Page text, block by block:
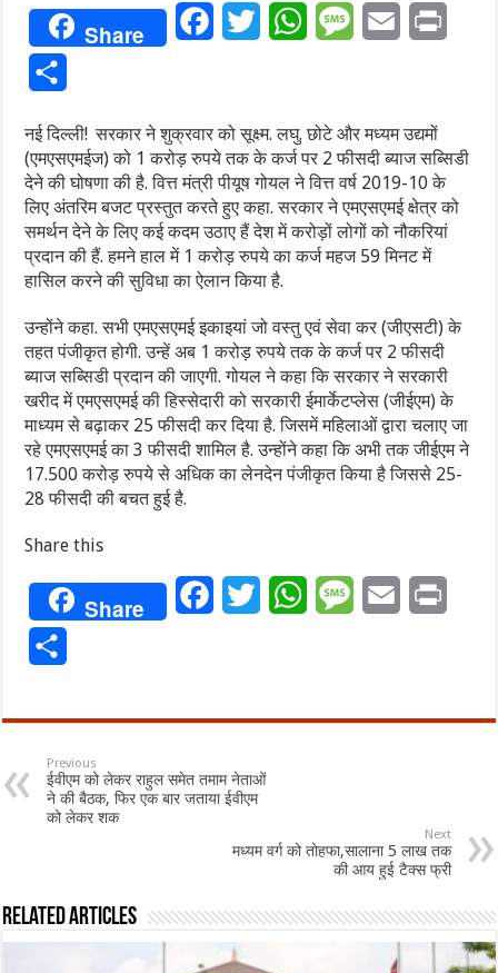
Share FacebookTwitterWhatsAppMessageEmail
नई दिल्ली! सरकार ने शुक्रवार को सूक्ष्म. लघु. छोटे और मध्यम उद्यमों
(एमएसएमईज) को 1 करोड़ रुपये तक के कर्ज पर 2 फीसदी ब्याज सब्सिडी
देने की घोषणा की है. वित्त मंत्री पीयूष गोयल ने वित्त वर्ष 2019-10 के
लिए अंतरिम बजट प्रस्तुत करते हुए कहा. सरकार ने एमएसएमई क्षेत्र को
समर्थन देने के लिए कई कदम उठाए हैं देश में करोड़ों लोगों को नौकरियां
प्रदान की हैं. हमने हाल में 1 करोड़ रुपये का कर्ज महज 59 मिनट में
हासिल करने की सुविधा का ऐलान किया है.
उन्होंने कहा. सभी एमएसएमई इकाइयां जो वस्तु एवं सेवा कर (जीएसटी) के
तहत पंजीकृत होगी. उन्हें अब 1 करोड़ रुपये तक के कर्ज पर 2 फीसदी
ब्याज सब्सिडी प्रदान की जाएगी. गोयल ने कहा कि सरकार ने सरकारी
खरीद में एमएसएमई की हिस्सेदारी को सरकारी ईमार्केटप्लेस (जीईएम) के
माध्यम से बढ़ाकर 25 फीसदी कर दिया है. जिसमें महिलाओं द्वारा चलाए जा
रहे एमएसएमई का 3 फीसदी शामिल है. उन्होंने कहा कि अभी तक जीईएम ने
17.500 करोड़ रुपये से अधिक का लेनदेन पंजीकृत किया है जिससे 25-
28 फीसदी की बचत हुई है.
Share this
Share FacebookTwitterWhatsAppMessageEmail
Previous
ईवीएम को लेकर राहुल समेत तमाम नेताओं
ने की बैठक, फिर एक बार जताया ईवीएम
को लेकर शक
Next
मध्यम वर्ग को तोहफा,सालाना 5 लाख तक
की आय हुई टैक्स फ्री
Related Articles